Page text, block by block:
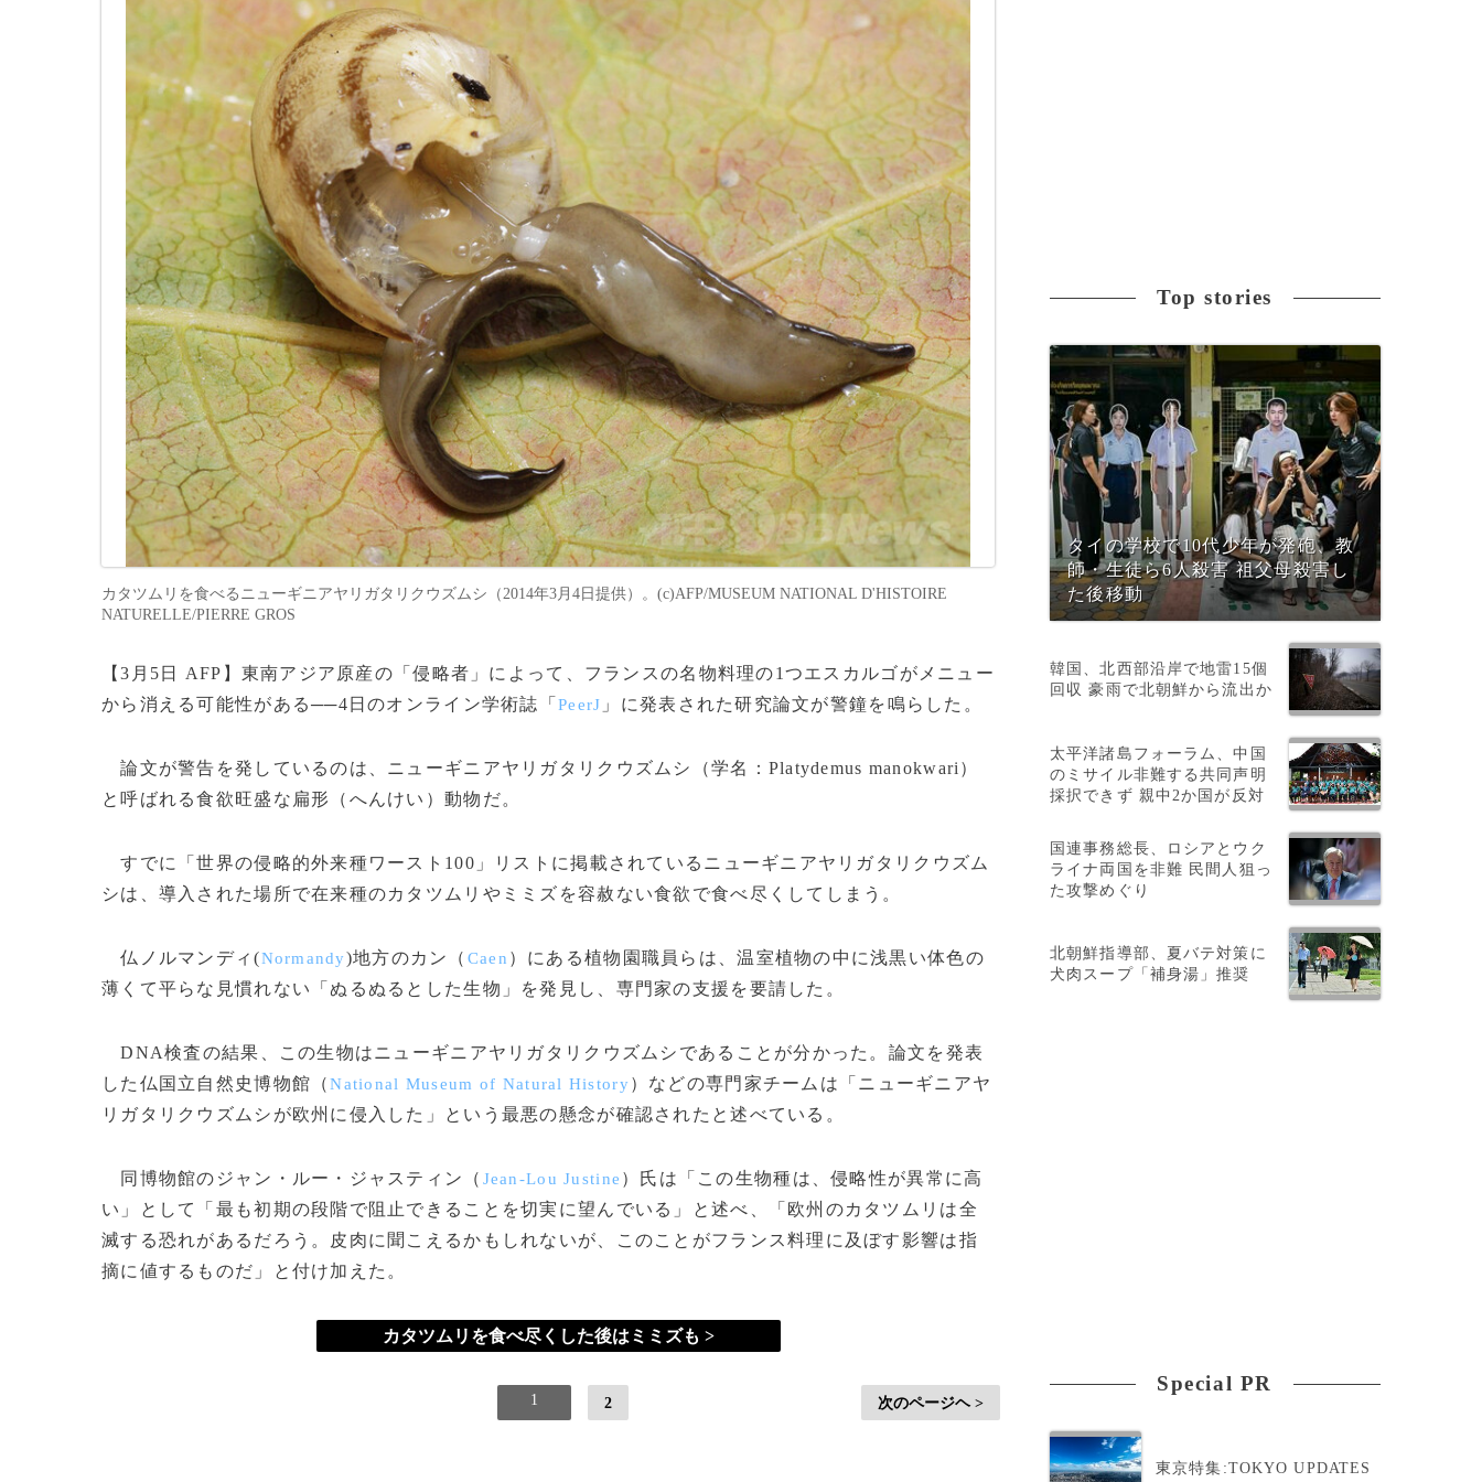
カタツムリを食べるニューギニアヤリガタリクウズムシ（2014年3月4日提供）。(c)AFP/MUSEUM NATIONAL D'HISTOIRE
NATURELLE/PIERRE GROS
【3月5日 AFP】東南アジア原産の「侵略者」によって、フランスの名物料理の1つエスカルゴがメニュー
から消える可能性がある──4日のオンライン学術誌「 PeerJ 」に発表された研究論文が警鐘を鳴らした。
論文が警告を発しているのは、ニューギニアヤリガタリクウズムシ（学名：Platydemus manokwari）
と呼ばれる食欲旺盛な扁形（へんけい）動物だ。
すでに「世界の侵略的外来種ワースト100」リストに掲載されているニューギニアヤリガタリクウズム
シは、導入された場所で在来種のカタツムリやミミズを容赦ない食欲で食べ尽くしてしまう。
仏ノルマンディ(Normandy)地方のカン（ Caen ）にある植物園職員らは、温室植物の中に浅黒い体色の
薄くて平らな見慣れない「ぬるぬるとした生物」を発見し、専門家の支援を要請した。
DNA検査の結果、この生物はニューギニアヤリガタリクウズムシであることが分かった。論文を発表
した仏国立自然史博物館（National Museum of Natural History）などの専門家チームは「ニューギニアヤ
リガタリクウズムシが欧州に侵入した」という最悪の懸念が確認されたと述べている。
同博物館のジャン・ルー・ジャスティン（ Jean-Lou Justine ）氏は「この生物種は、侵略性が異常に高
い」として「最も初期の段階で阻止できることを切実に望んでいる」と述べ、「欧州のカタツムリは全
滅する恐れがあるだろう。皮肉に聞こえるかもしれないが、このことがフランス料理に及ぼす影響は指
摘に値するものだ」と付け加えた。
カタツムリを食べ尽くした後はミミズも >
1 2 次のページヘ >
Top stories
タイの学校で10代少年が発砲、教
師・生徒ら6人殺害 祖父母殺害し
た後移動
韓国、北西部沿岸で地雷15個
回収 豪雨で北朝鮮から流出か
太平洋諸島フォーラム、中国
のミサイル非難する共同声明
採択できず 親中2か国が反対
国連事務総長、ロシアとウク
ライナ両国を非難 民間人狙っ
た攻撃めぐり
北朝鮮指導部、夏バテ対策に
犬肉スープ「補身湯」推奨
Special PR
東京特集:TOKYO UPDATES